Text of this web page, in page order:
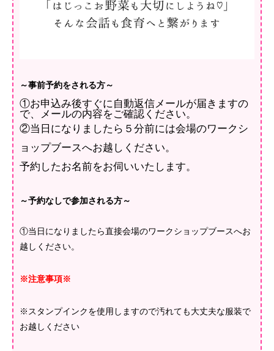
～事前予約をされる方～
①お申込み後すぐに自動返信メールが届きますの
で、メールの内容をご確認ください。
②当日になりましたら５分前には会場のワークシ
ョップブースへお越しください。
予約したお名前をお伺いいたします。
～予約なしで参加される方～
①当日になりましたら直接会場のワークショップブースへお
越しください。
※注意事項※
※スタンプインクを使用しますので汚れても大丈夫な服装で
お越しください